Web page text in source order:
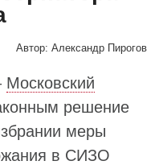
Автор: Александр Пирогов
Московский
решение
меры
в СИЗО